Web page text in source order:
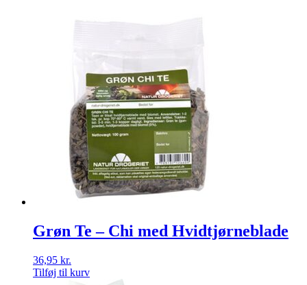
Grøn Te – Chi med Hvidtjørneblade
36,95 kr.
Tilføj til kurv